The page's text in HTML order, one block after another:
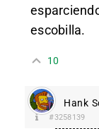
escobilla.
10
Hank
#3258139